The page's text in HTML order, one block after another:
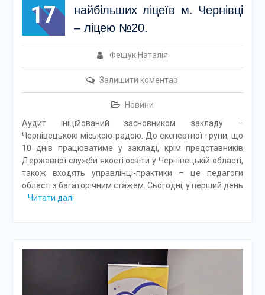
17
найбільших ліцеїв м. Чернівці
– ліцею №20.
Фещук Наталія
Залишити коментар
Новини
Аудит ініційований засновником закладу –
Чернівецькою міською радою. До експертної групи, що
10 днів працюватиме у закладі, крім представників
Державної служби якості освіти у Чернівецькій області,
також входять управлінці-практики – це педагоги
області з багаторічним стажем. Сьогодні, у перший день
Читати далі